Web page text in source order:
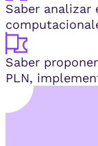
Saber
Saber
PLN,